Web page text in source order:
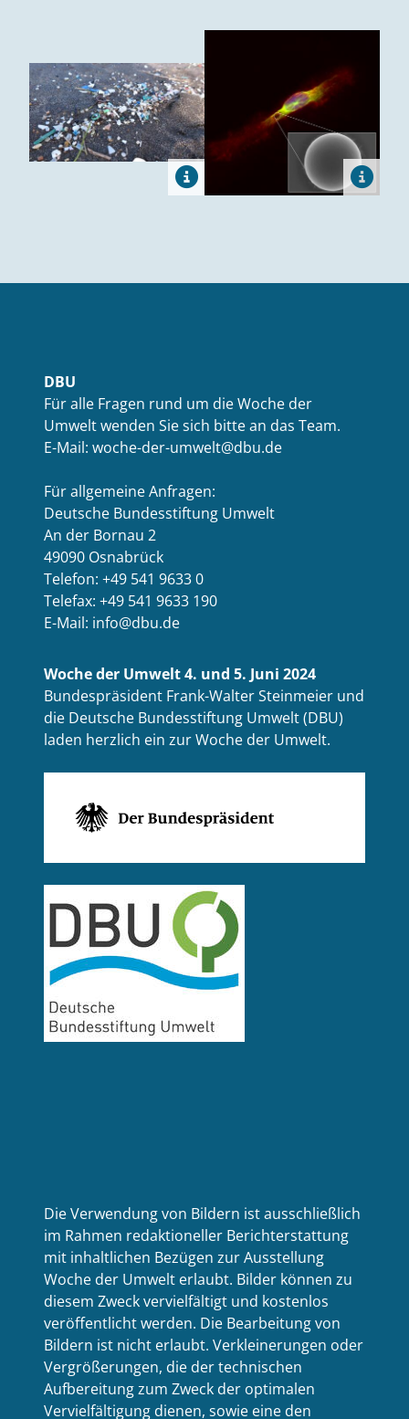
DBU
Für alle Fragen rund um die Woche der
Umwelt wenden Sie sich bitte an das Team.
E-Mail: woche-der-umwelt@dbu.de
Für allgemeine Anfragen:
Deutsche Bundesstiftung Umwelt
An der Bornau 2
49090 Osnabrück
Telefon: +49 541 9633 0
Telefax: +49 541 9633 190
E-Mail: info@dbu.de
Woche der Umwelt 4. und 5. Juni 2024
Bundespräsident Frank-Walter Steinmeier und
die Deutsche Bundesstiftung Umwelt (DBU)
laden herzlich ein zur Woche der Umwelt.
Die Verwendung von Bildern ist ausschließlich
im Rahmen redaktioneller Berichterstattung
mit inhaltlichen Bezügen zur Ausstellung
Woche der Umwelt erlaubt. Bilder können zu
diesem Zweck vervielfältigt und kostenlos
veröffentlicht werden. Die Bearbeitung von
Bildern ist nicht erlaubt. Verkleinerungen oder
Vergrößerungen, die der technischen
Aufbereitung zum Zweck der optimalen
Vervielfältigung dienen, sowie eine den